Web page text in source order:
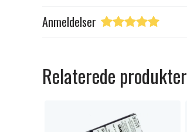
Anmeldelser
Relaterede produkter